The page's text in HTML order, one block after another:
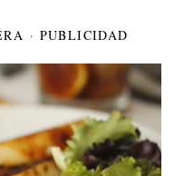
· PUBLICIDAD